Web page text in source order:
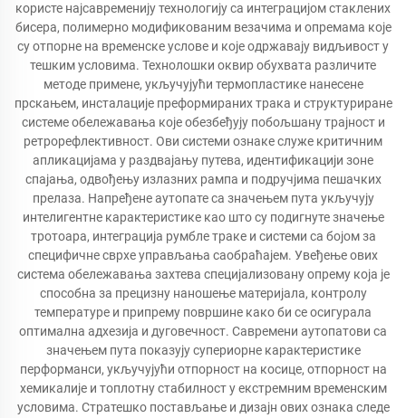
користе најсавременију технологију са интеграцијом стаклених
бисера, полимерно модификованим везачима и опремама које
су отпорне на временске услове и које одржавају видљивост у
тешким условима. Технолошки оквир обухвата различите
методе примене, укључујући термопластике нанесене
прскањем, инсталације преформираних трака и структуриране
системе обележавања које обезбеђују побољшану трајност и
ретрорефлективност. Ови системи ознаке служе критичним
апликацијама у раздвајању путева, идентификацији зоне
спајања, одвођењу излазних рампа и подручјима пешачких
прелаза. Напређене аутопате са значењем пута укључују
интелигентне карактеристике као што су подигнуте значење
тротоара, интеграција румбле траке и системи са бојом за
специфичне сврхе управљања саобраћајем. Увеђење ових
система обележавања захтева специјализовану опрему која је
способна за прецизну наношење материјала, контролу
температуре и припрему површине како би се осигурала
оптимална адхезија и дуговечност. Савремени аутопатови са
значењем пута показују супериорне карактеристике
перформанси, укључујући отпорност на косице, отпорност на
хемикалије и топлотну стабилност у екстремним временским
условима. Стратешко постављање и дизајн ових ознака следе